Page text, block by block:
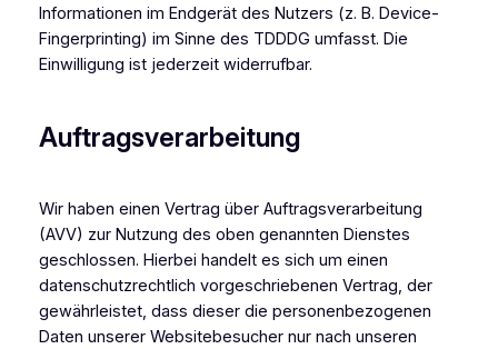
Informationen im Endgerät des Nutzers (z. B. Device-
Fingerprinting) im Sinne des TDDDG umfasst. Die
Einwilligung ist jederzeit widerrufbar.
Auftragsverarbeitung
Wir haben einen Vertrag über Auftragsverarbeitung
(AVV) zur Nutzung des oben genannten Dienstes
geschlossen. Hierbei handelt es sich um einen
datenschutzrechtlich vorgeschriebenen Vertrag, der
gewährleistet, dass dieser die personenbezogenen
Daten unserer Websitebesucher nur nach unseren